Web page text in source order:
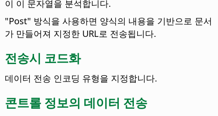
이 이 문자열을 분석합니다.
"Post" 방식을 사용하면 양식의 내용을 기반으로 문서
가 만들어져 지정한 URL로 전송됩니다.
전송시 코드화
데이터 전송 인코딩 유형을 지정합니다.
콘트롤 정보의 데이터 전송